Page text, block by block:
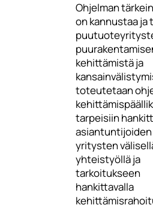
Ohjelman
on kannustaa ja
kehittämistä ja
toteutetaan
tarpeisiin
asiantuntijoiden
yritysten
yhteistyöllä ja
tarkoitukseen
hankittavalla